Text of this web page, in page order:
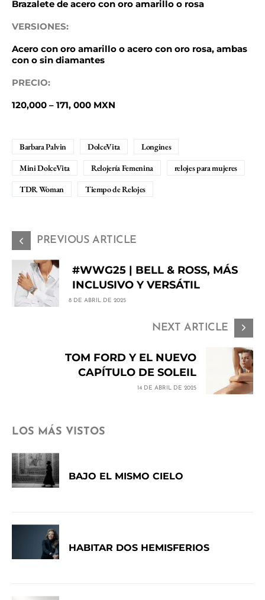
Brazalete de acero con oro amarillo o rosa
VERSIONES:
Acero con oro amarillo o acero con oro rosa, ambas
con o sin diamantes
PRECIO:
120,000 – 171, 000 MXN
Barbara Palvin DolceVita
Longines
Mini DolceVita
Relojería Femenina
relojes para mujeres
TDR Woman
Tiempo de Relojes
PREVIOUS ARTICLE
#WWG25 | BELL & ROSS, MÁS
INCLUSIVO Y VERSÁTIL
8 DE ABRIL DE 2025
NEXT ARTICLE
TOM FORD Y EL NUEVO
CAPÍTULO DE SOLEIL
14 DE ABRIL DE 2025
LOS MÁS VISTOS
BAJO EL MISMO CIELO
HABITAR DOS HEMISFERIOS